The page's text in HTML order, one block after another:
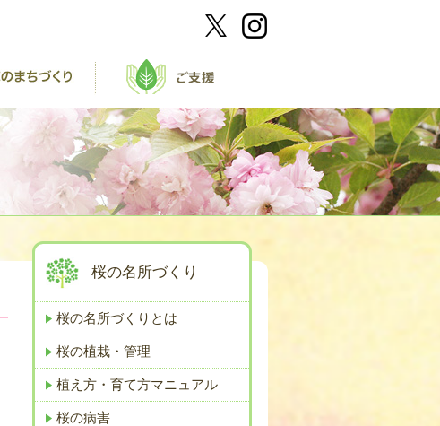
桜の名所づくり
桜の名所づくりとは
桜の植栽・管理
植え方・育て方マニュアル
桜の病害